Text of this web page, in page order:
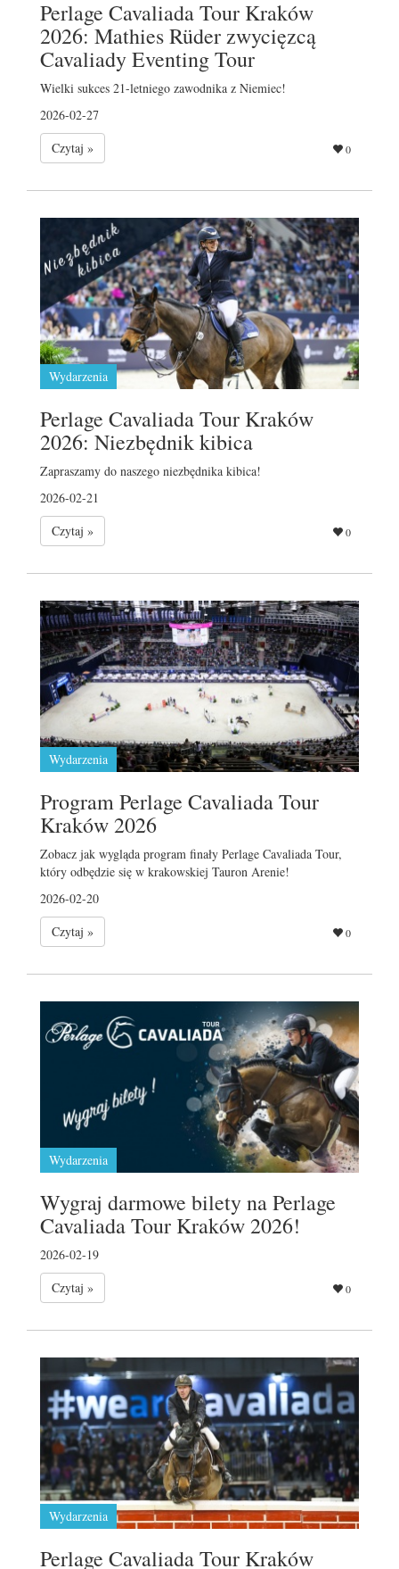
Perlage Cavaliada Tour Kraków
2026: Mathies Rüder zwycięzcą
Cavaliady Eventing Tour
Wielki sukces 21-letniego zawodnika z Niemiec!
2026-02-27
Czytaj »
0
Wydarzenia
Perlage Cavaliada Tour Kraków
2026: Niezbędnik kibica
Zapraszamy do naszego niezbędnika kibica!
2026-02-21
Czytaj »
0
Wydarzenia
Program Perlage Cavaliada Tour
Kraków 2026
Zobacz jak wygląda program finały Perlage Cavaliada Tour,
który odbędzie się w krakowskiej Tauron Arenie!
2026-02-20
Czytaj »
0
Wydarzenia
Wygraj darmowe bilety na Perlage
Cavaliada Tour Kraków 2026!
2026-02-19
Czytaj »
0
Wydarzenia
Perlage Cavaliada Tour Kraków